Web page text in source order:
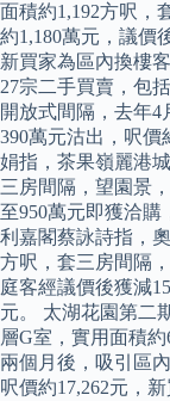
面積約1,192方呎，
約1,180萬元，議價
新買家為區內換樓
27宗二手買賣，包
開放式間隔，去年4
390萬元沽出，呎價
娟指，茶果嶺麗港
三房間隔，望園景
至950萬元即獲洽購
利嘉閣蔡詠詩指，
方呎，套三房間隔
庭客經議價後獲減
元。 太湖花園第二
層G室，實用面積
兩個月後，吸引區
呎價約17,262元，